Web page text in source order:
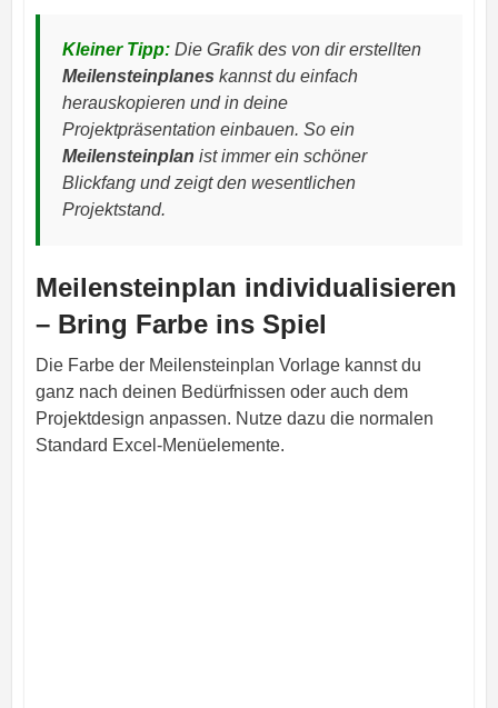
Kleiner Tipp:Die Grafik des von dir erstellten
Meilensteinplanes kannst du einfach
herauskopieren und in deine
Projektpräsentation einbauen. So ein
Meilensteinplan ist immer ein schöner
Blickfang und zeigt den wesentlichen
Projektstand.
Meilensteinplan individualisieren
– Bring Farbe ins Spiel
Die Farbe der Meilensteinplan Vorlage kannst du
ganz nach deinen Bedürfnissen oder auch dem
Projektdesign anpassen. Nutze dazu die normalen
Standard Excel-Menüelemente.